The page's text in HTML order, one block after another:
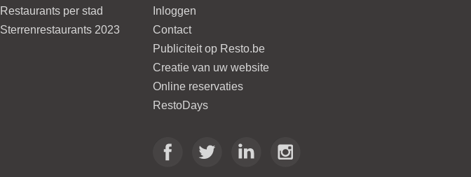
Restaurants per stad
Sterrenrestaurants 2023
Inloggen
Contact
Publiciteit op Resto.be
Creatie van uw website
Online reservaties
RestoDays